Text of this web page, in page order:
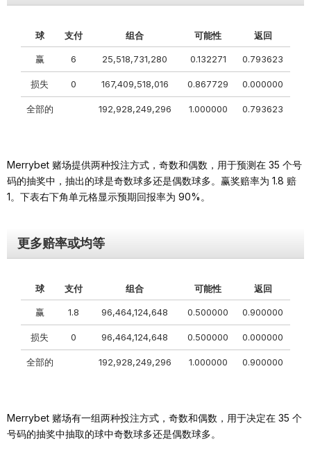
球 支付 组合 可能性 返回
赢 6 25,518,731,280 0.132271 0.793623
损失 0 167,409,518,016 0.867729 0.000000
全部的 192,928,249,296 1.000000 0.793623
Merrybet 赌场提供两种投注方式，奇数和偶数，用于预测在 35 个号
码的抽奖中，抽出的球是奇数球多还是偶数球多。赢奖赔率为 1.8 赔
1。下表右下角单元格显示预期回报率为 90%。
更多赔率或均等
球 支付 组合 可能性 返回
赢 1.8 96,464,124,648 0.500000 0.900000
损失 0 96,464,124,648 0.500000 0.000000
全部的 192,928,249,296 1.000000 0.900000
Merrybet 赌场有一组两种投注方式，奇数和偶数，用于决定在 35 个
号码的抽奖中抽取的球中奇数球多还是偶数球多。